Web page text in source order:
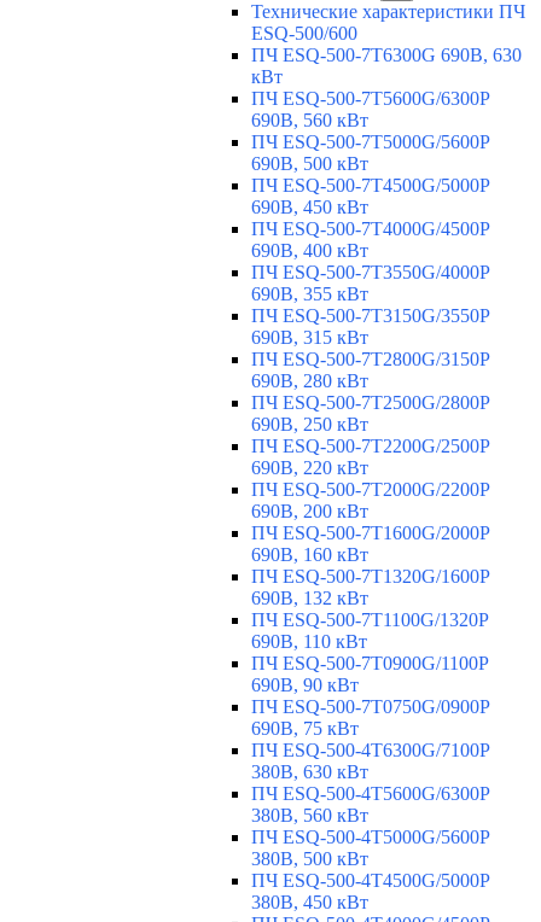
Технические характеристики ПЧ
ESQ-500/600
ПЧ ESQ-500-7T6300G 690В, 630
кВт
ПЧ ESQ-500-7T5600G/6300P
690В, 560 кВт
ПЧ ESQ-500-7T5000G/5600P
690В, 500 кВт
ПЧ ESQ-500-7T4500G/5000P
690В, 450 кВт
ПЧ ESQ-500-7T4000G/4500P
690В, 400 кВт
ПЧ ESQ-500-7T3550G/4000P
690В, 355 кВт
ПЧ ESQ-500-7T3150G/3550P
690В, 315 кВт
ПЧ ESQ-500-7T2800G/3150P
690В, 280 кВт
ПЧ ESQ-500-7T2500G/2800P
690В, 250 кВт
ПЧ ESQ-500-7T2200G/2500P
690В, 220 кВт
ПЧ ESQ-500-7T2000G/2200P
690В, 200 кВт
ПЧ ESQ-500-7T1600G/2000P
690В, 160 кВт
ПЧ ESQ-500-7T1320G/1600P
690В, 132 кВт
ПЧ ESQ-500-7T1100G/1320P
690В, 110 кВт
ПЧ ESQ-500-7T0900G/1100P
690В, 90 кВт
ПЧ ESQ-500-7T0750G/0900P
690В, 75 кВт
ПЧ ESQ-500-4T6300G/7100P
380В, 630 кВт
ПЧ ESQ-500-4T5600G/6300P
380В, 560 кВт
ПЧ ESQ-500-4T5000G/5600P
380В, 500 кВт
ПЧ ESQ-500-4T4500G/5000P
380В, 450 кВт